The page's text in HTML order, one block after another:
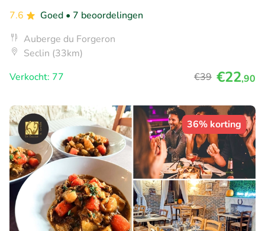
7.6
Goed • 7 beoordelingen
Auberge du Forgeron
Seclin (33km)
Verkocht: 77
€39 €22,90
36% korting